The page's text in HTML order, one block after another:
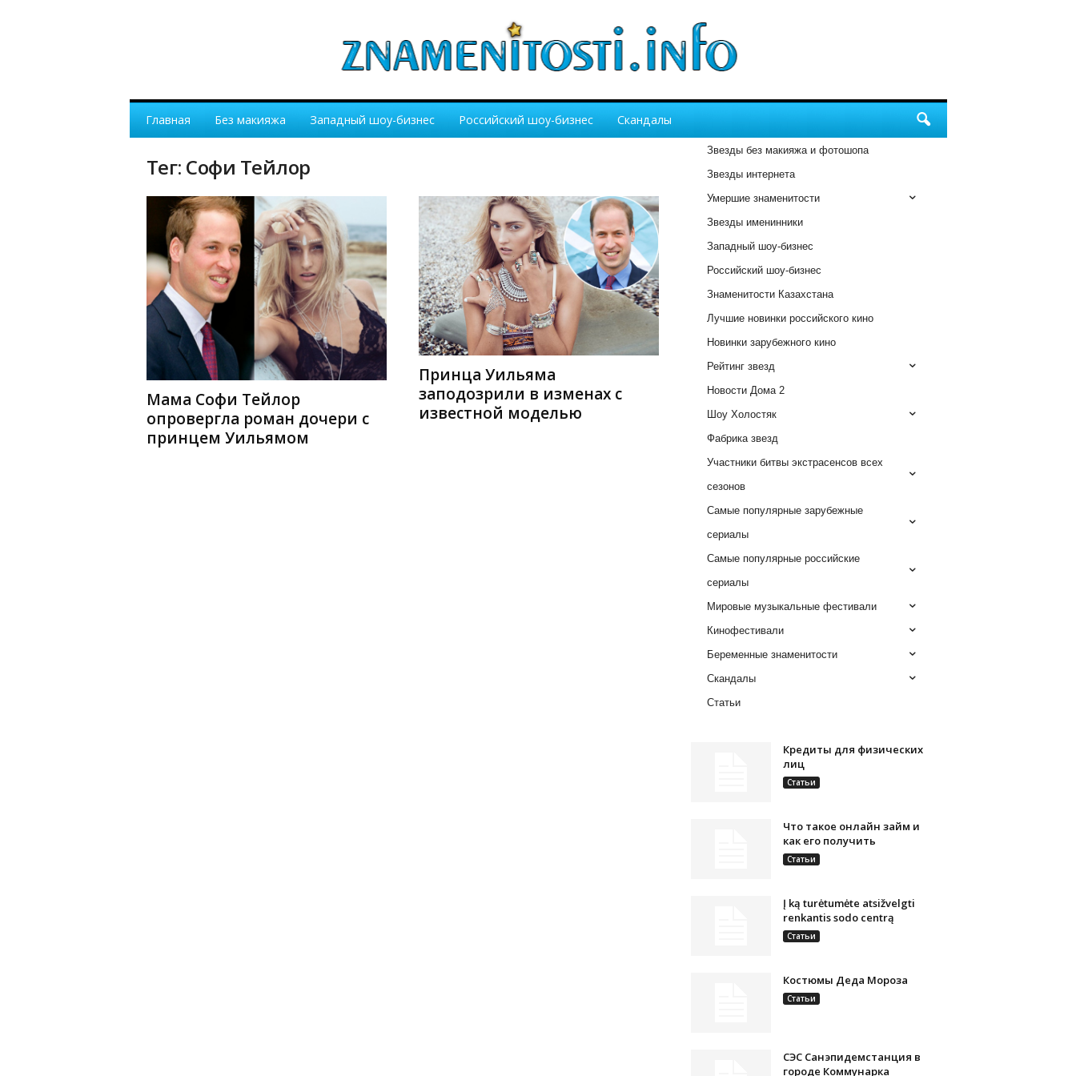
Главная Без макияжа Западный шоу-бизнес Российский шоу-бизнес Скандалы
Тег: Софи Тейлор
Мама Софи Тейлор
опровергла роман дочери с
принцем Уильямом
Принца Уильяма
заподозрили в изменах с
известной моделью
Звезды без макияжа и фотошопа
Звезды интернета
Умершие знаменитости
Звезды именинники
Западный шоу-бизнес
Российский шоу-бизнес
Знаменитости Казахстана
Лучшие новинки российского кино
Новинки зарубежного кино
Рейтинг звезд
Новости Дома 2
Шоу Холостяк
Фабрика звезд
Участники битвы экстрасенсов всех
сезонов
Самые популярные зарубежные
сериалы
Самые популярные российские
сериалы
Мировые музыкальные фестивали
Кинофестивали
Беременные знаменитости
Скандалы
Статьи
Кредиты для физических
лиц
Статьи
Что такое онлайн займ и
как его получить
Статьи
Į ką turėtumėte atsižvelgti
renkantis sodo centrą
Статьи
Костюмы Деда Мороза
Статьи
СЭС Санэпидемстанция в
городе Коммунарка